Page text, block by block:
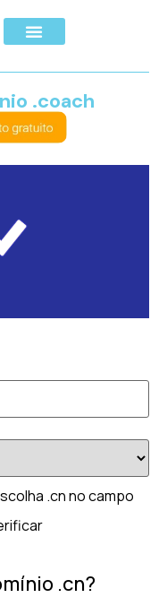
.coach
.cn no campo
.cn?